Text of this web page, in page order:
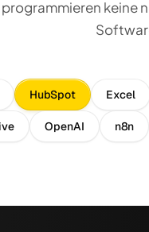
keine
HubSpot Excel
OpenAI n8n